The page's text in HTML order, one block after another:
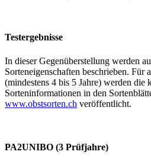
Testergebnisse
In dieser Gegenüberstellung werden
Sorteneigenschaften beschrieben. Für
(mindestens 4 bis 5 Jahre) werden die
Sorteninformationen in den
www.obstsorten.ch veröffentlicht.
PA2UNIBO (3 Prüfjahre)